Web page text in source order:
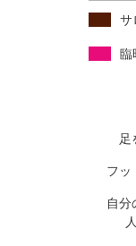
サ
臨
足
フッ
自分